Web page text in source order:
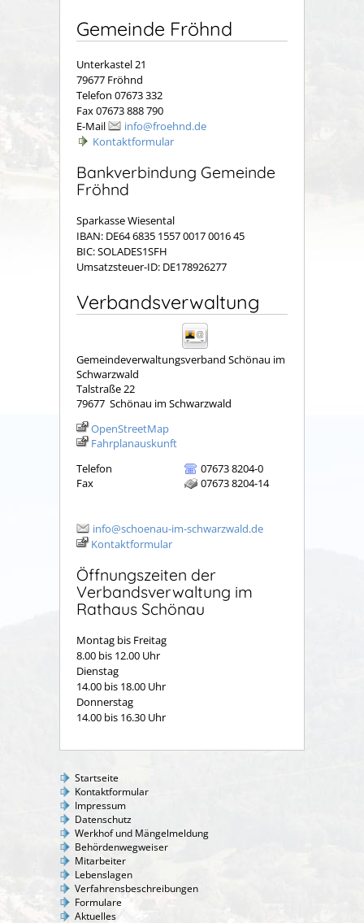
Gemeinde Fröhnd
Unterkastel 21
79677 Fröhnd
Telefon 07673 332
Fax 07673 888 790
E-Mail
info@froehnd.de
Kontaktformular
Bankverbindung Gemeinde
Fröhnd
Sparkasse Wiesental
IBAN: DE64 6835 1557 0017 0016 45
BIC: SOLADES1SFH
Umsatzsteuer-ID: DE178926277
Verbandsverwaltung
Gemeindeverwaltungsverband Schönau im
Schwarzwald
Talstraße 22
79677 Schönau im Schwarzwald
OpenStreetMap
Fahrplanauskunft
Telefon
07673 8204-0
Fax
07673 8204-14
info@schoenau-im-schwarzwald.de
Kontaktformular
Öffnungszeiten der
Verbandsverwaltung im
Rathaus Schönau
Montag bis Freitag
8.00 bis 12.00 Uhr
Dienstag
14.00 bis 18.00 Uhr
Donnerstag
14.00 bis 16.30 Uhr
Startseite
Kontaktformular
Impressum
Datenschutz
Werkhof und Mängelmeldung
Behördenwegweiser
Mitarbeiter
Lebenslagen
Verfahrensbeschreibungen
Formulare
Aktuelles